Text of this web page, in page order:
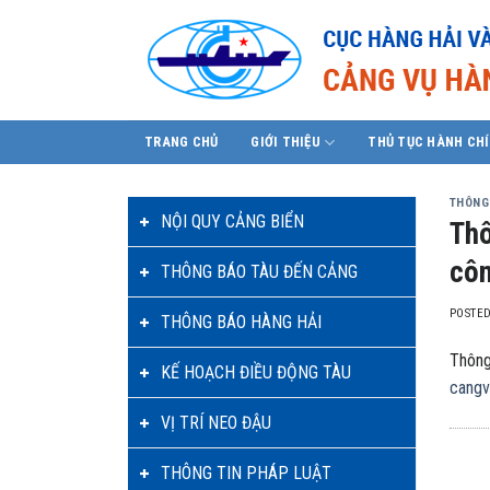
TRANG CHỦ GIỚI THIỆU THỦ TỤC HÀNH
NỘI QUY CẢNG BIỂN
THÔNG BÁO TÀU ĐẾN CẢNG
THÔNG BÁO HÀNG HẢI
KẾ HOẠCH ĐIỀU ĐỘNG TÀU
VỊ TRÍ NEO ĐẬU
THÔNG TIN PHÁP LUẬT